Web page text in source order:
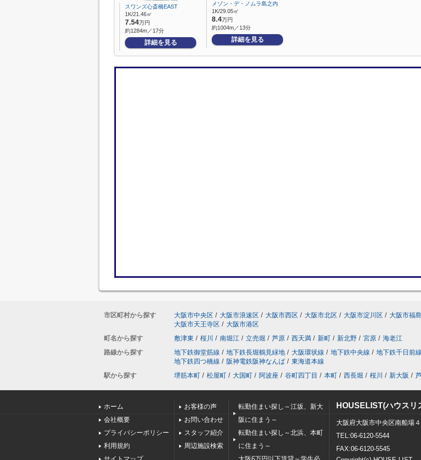
スワンズ心斎橋EAST
1K/21.46㎡
7.54万円
約1284m／17分
詳細を見る
メゾン・デ・ノムラ島之内
1K/29.05㎡
8.4万円
約1004m／13分
詳細を見る
市区町村から探す 大阪市中央区 / 大阪市浪速区 / 大阪市西区 / 大阪市北区 / 大阪市淀川区 / 大阪市福
大阪市天王寺区 / 大阪市港区
町名から探す
敷津東 / 桜川 / 南堀江 / 立売堀 / 芦原 / 西天満 / 新町 / 新北野 / 宮原 / 海老江
路線から探す
地下鉄御堂筋線 / 地下鉄長堀鶴見緑地 / 大阪環状線 / 地下鉄中央線 / 地下鉄千日前線
地下鉄四つ橋線 / 阪神電鉄阪神なんば / 東海道本線
駅から探す
堺筋本町 / 松屋町 / 大国町 / 阿波座 / 谷町四丁目 / 本町 / 西長堀 / 桜川 / 新大阪 /
ホーム
会社概要
プライバシーポリシー
利用規約
お客様の声
お問い合わせ
スタッフ紹介
周辺施設検索
転勤住まい探し～江坂、新大
阪に住まう～
転勤住まい探し～北浜、本町
に住まう～
HOUSELIST(ハウスリ
大阪府大阪市中央区南船場
TEL:06-6120-5544
FAX:06-6120-5545